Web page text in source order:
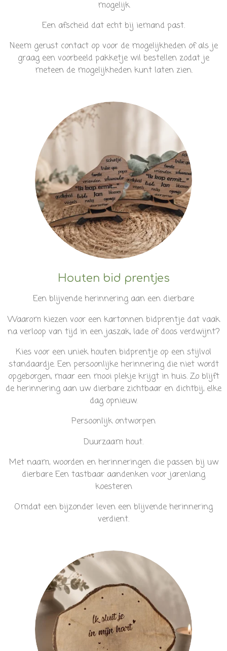
mogelijk
Een afscheid dat echt bij iemand past.
Neem gerust contact op voor de mogelijkheden of als je
graag een voorbeeld pakketje wil bestellen zodat je
meteen de mogelijkheden kunt laten zien.
Houten bid prentjes
Een blijvende herinnering aan een dierbare
Waarom kiezen voor een kartonnen bidprentje dat vaak
na verloop van tijd in een jaszak, lade of doos verdwijnt?
Kies voor een uniek houten bidprentje op een stijlvol
standaardje. Een persoonlijke herinnering die niet wordt
opgeborgen, maar een mooi plekje krijgt in huis. Zo blijft
de herinnering aan uw dierbare zichtbaar en dichtbij, elke
dag opnieuw.
Persoonlijk ontworpen
Duurzaam hout.
Met naam, woorden en herinneringen die passen bij uw
dierbare Een tastbaar aandenken voor jarenlang
koesteren
Omdat een bijzonder leven een blijvende herinnering
verdient.